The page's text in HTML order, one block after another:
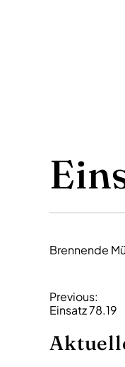
Brennende
B
e
i
Previous:
Einsatz 78.19